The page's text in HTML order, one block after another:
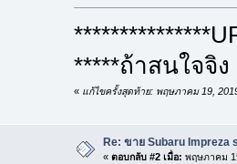
*****ถ้าสนใจจิ
« แก้ไขครั้งสุดท้าย: พฤษภาคม 19,
Re: ขาย Subaru Impreza
« ตอบกลับ #2 เมื่อ: พฤษภาคม